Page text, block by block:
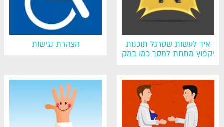
איך לעשות שסרגל תוכנות
יקפוץ מתחת למסך כמו במק
הצהרת נגישות